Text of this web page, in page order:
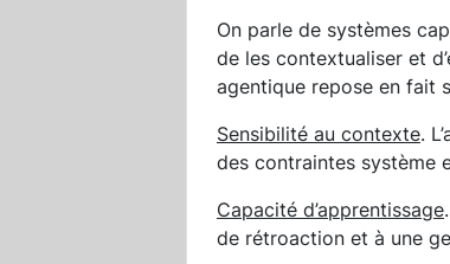
On parle de systèmes
de les contextualiser et
agentique repose en fait
Sensibilité au contexte.
des contraintes système
Capacité d’apprentissage
de rétroaction et à une